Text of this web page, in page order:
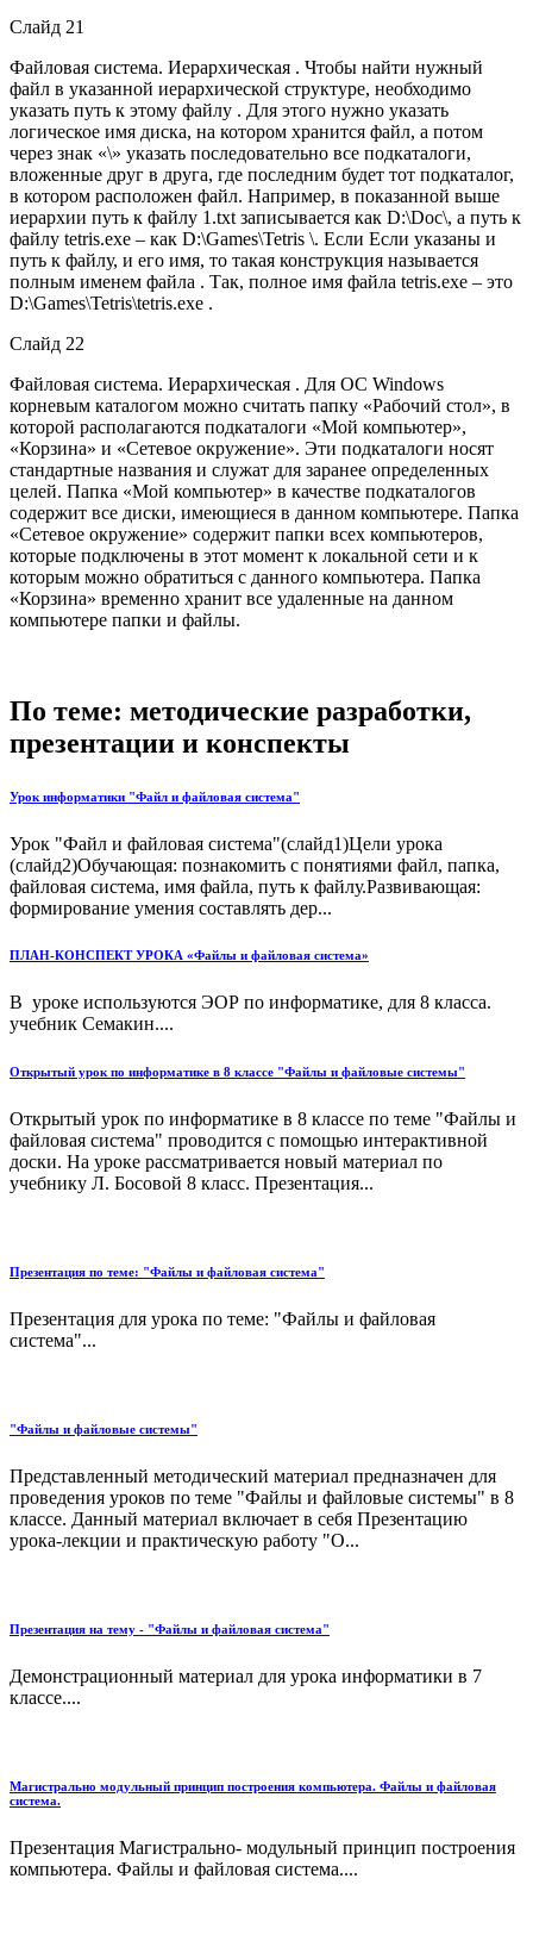
Слайд 21
Файловая система. Иерархическая . Чтобы найти нужный
файл в указанной иерархической структуре, необходимо
указать путь к этому файлу . Для этого нужно указать
логическое имя диска, на котором хранится файл, а потом
через знак «\» указать последовательно все подкаталоги,
вложенные друг в друга, где последним будет тот подкаталог,
в котором расположен файл. Например, в показанной выше
иерархии путь к файлу 1.txt записывается как D:\Doc\, а путь к
файлу tetris.exe – как D:\Games\Tetris \. Если Если указаны и
путь к файлу, и его имя, то такая конструкция называется
полным именем файла . Так, полное имя файла tetris.exe – это
D:\Games\Tetris\tetris.exe .
Слайд 22
Файловая система. Иерархическая . Для ОС Windows
корневым каталогом можно считать папку «Рабочий стол», в
которой располагаются подкаталоги «Мой компьютер»,
«Корзина» и «Сетевое окружение». Эти подкаталоги носят
стандартные названия и служат для заранее определенных
целей. Папка «Мой компьютер» в качестве подкаталогов
содержит все диски, имеющиеся в данном компьютере. Папка
«Сетевое окружение» содержит папки всех компьютеров,
которые подключены в этот момент к локальной сети и к
которым можно обратиться с данного компьютера. Папка
«Корзина» временно хранит все удаленные на данном
компьютере папки и файлы.
По теме: методические разработки,
презентации и конспекты
Урок информатики "Файл и файловая система"
Урок "Файл и файловая система"(слайд1)Цели урока
(слайд2)Обучающая: познакомить с понятиями файл, папка,
файловая система, имя файла, путь к файлу.Развивающая:
формирование умения составлять дер...
ПЛАН-КОНСПЕКТ УРОКА «Файлы и файловая система»
В уроке используются ЭОР по информатике, для 8 класса.
учебник Семакин....
Открытый урок по информатике в 8 классе "Файлы и файловые системы"
Открытый урок по информатике в 8 классе по теме "Файлы и
файловая система" проводится с помощью интерактивной
доски. На уроке рассматривается новый материал по
учебнику Л. Босовой 8 класс. Презентация...
Презентация по теме: "Файлы и файловая система"
Презентация для урока по теме: "Файлы и файловая
система"...
"Файлы и файловые системы"
Представленный методический материал предназначен для
проведения уроков по теме "Файлы и файловые системы" в 8
классе. Данный материал включает в себя Презентацию
урока-лекции и практическую работу "О...
Презентация на тему - "Файлы и файловая система"
Демонстрационный материал для урока информатики в 7
классе....
Магистрально модульный принцип построения компьютера. Файлы и файловая
система.
Презентация Магистрально- модульный принцип построения
компьютера. Файлы и файловая система....